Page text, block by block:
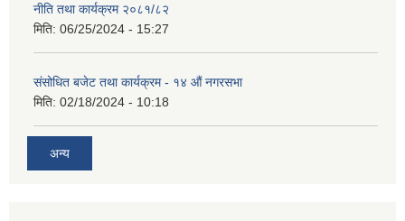
नीति तथा कार्यक्रम २०८१/८२
मिति: 06/25/2024 - 15:27
संसोधित बजेट तथा कार्यक्रम - १४ औं नगरसभा
मिति: 02/18/2024 - 10:18
अन्य